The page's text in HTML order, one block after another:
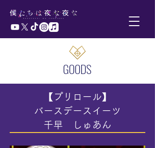
【プリロール】
バースデースイーツ
​千早 しゅあん
GOODS